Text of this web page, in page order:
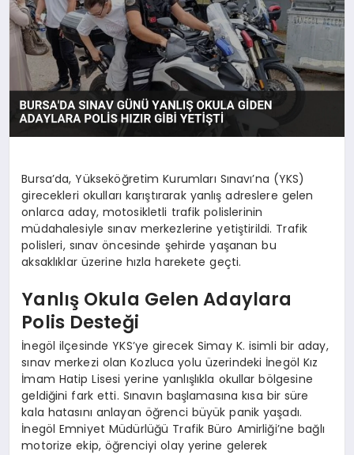
Bursa’da, Yükseköğretim Kurumları Sınavı’na (YKS)
girecekleri okulları karıştırarak yanlış adreslere gelen
onlarca aday, motosikletli trafik polislerinin
müdahalesiyle sınav merkezlerine yetiştirildi. Trafik
polisleri, sınav öncesinde şehirde yaşanan bu
aksaklıklar üzerine hızla harekete geçti.
Yanlış Okula Gelen Adaylara
Polis Desteği
İnegöl ilçesinde YKS’ye girecek Simay K. isimli bir aday,
sınav merkezi olan Kozluca yolu üzerindeki İnegöl Kız
İmam Hatip Lisesi yerine yanlışlıkla okullar bölgesine
geldiğini fark etti. Sınavın başlamasına kısa bir süre
kala hatasını anlayan öğrenci büyük panik yaşadı.
İnegöl Emniyet Müdürlüğü Trafik Büro Amirliği’ne bağlı
motorize ekip, öğrenciyi olay yerine gelerek